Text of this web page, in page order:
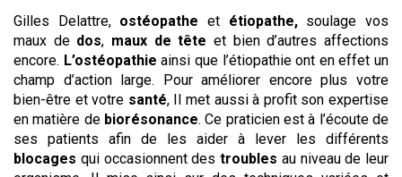
Gilles Delattre, ostéopathe et étiopathe,soulage vos
maux de dos, maux de tête et bien d’autres affections
encore. L’ostéopathie ainsi que l’étiopathie ont en effet un
champ d’action large. Pour améliorer encore plus votre
bien-être et votre santé, Il met aussi à profit son expertise
en matière de biorésonance. Ce praticien est à l’écoute de
ses patients afin de les aider à lever les différents
blocages qui occasionnent des troubles au niveau de leur